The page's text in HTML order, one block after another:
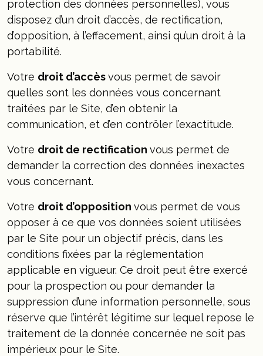
protection des données personnelles), vous
disposez d’un droit d’accès, de rectification,
d’opposition, à l’effacement, ainsi qu’un droit à la
portabilité.
Votre droit d’accèsvous permet de savoir
quelles sont les données vous concernant
traitées par le Site, d’en obtenir la
communication, et d’en contrôler l’exactitude.
Votre droit de rectification vous permet de
demander la correction des données inexactes
vous concernant.
Votre droit d’opposition vous permet de vous
opposer à ce que vos données soient utilisées
par le Site pour un objectif précis, dans les
conditions fixées par la réglementation
applicable en vigueur. Ce droit peut être exercé
pour la prospection ou pour demander la
suppression d’une information personnelle, sous
réserve que l’intérêt légitime sur lequel repose le
traitement de la donnée concernée ne soit pas
impérieux pour le Site.